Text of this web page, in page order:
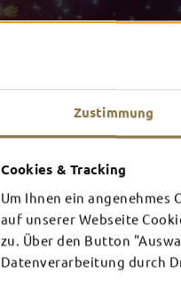
Zustimmung
Cookies & Tracking
Um Ihnen ein
auf unserer Webseite
zu. Über den Button
Datenverarbeitung durch